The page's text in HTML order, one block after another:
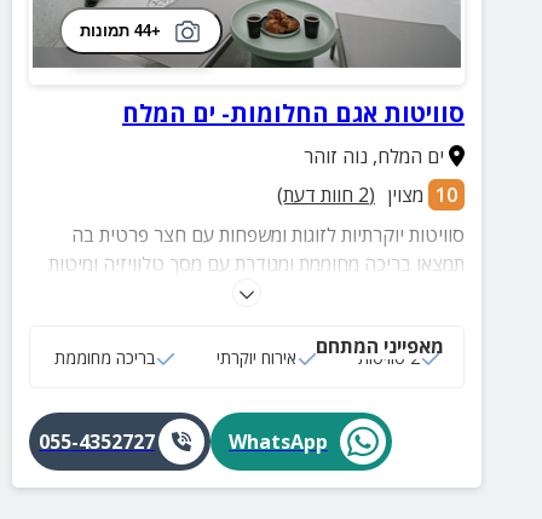
+44 תמונות
סוויטות אגם החלומות- ים המלח
ים המלח, נוה זוהר
10 מצוין (
2 חוות דעת)
סוויטות יוקרתיות לזוגות ומשפחות עם חצר פרטית בה
תמצאו בריכה מחוממת ומגודרת עם מסך טלוויזיה ומיטות
מאפייני המתחם
2 סוויטות אירוח יוקרתי בריכה מחוממת
WhatsApp
055-4352727